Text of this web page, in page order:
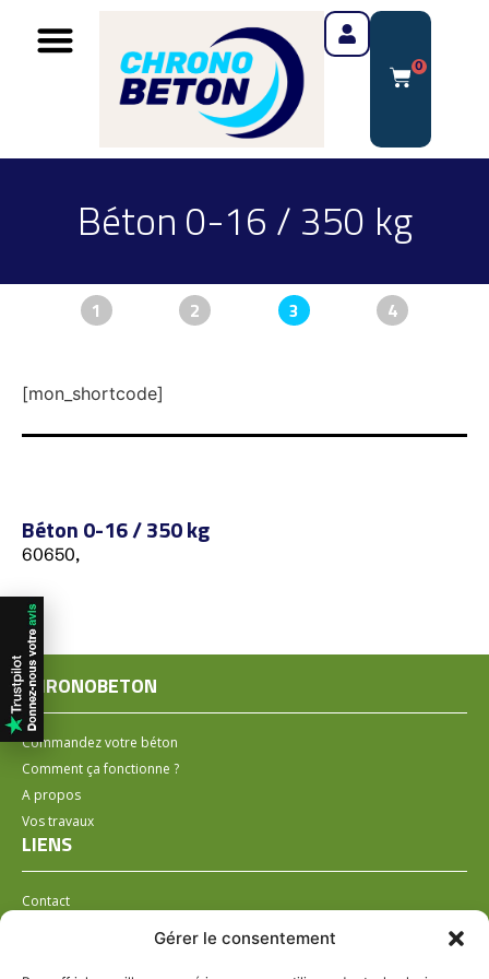
Gérer le consentement
0
Béton 0-16 / 350 kg
1 2 3 4
[mon_shortcode]
Béton 0-16 / 350 kg
60650,
CHRONOBETON
Commandez votre béton
Comment ça fonctionne ?
A propos
Vos travaux
LIENS
Contact